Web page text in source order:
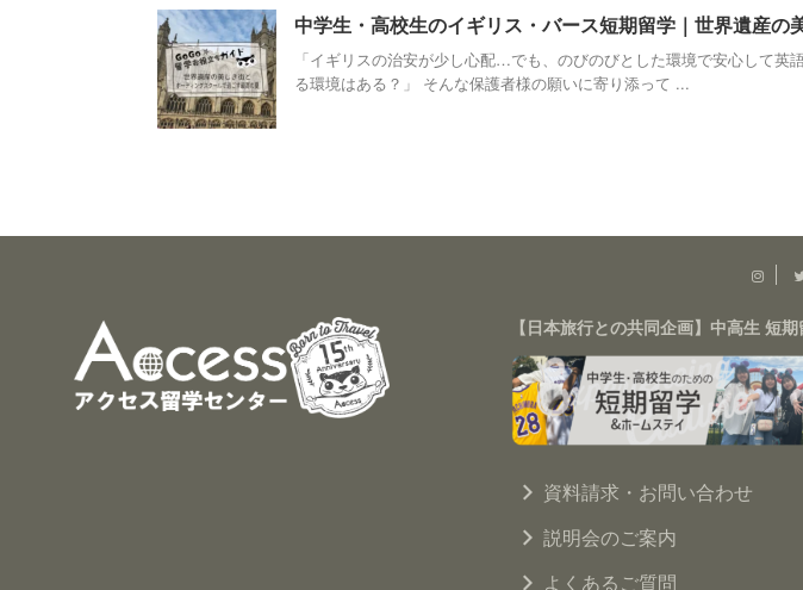
中学生・高校生のイギリス・バース短期留学｜世界遺産
「イギリスの治安が少し心配…でも、のびのびとした環境で安心して
る環境はある？」 そんな保護者様の願いに寄り添って ...
【日本旅行との共同企画】中高生 短
資料請求・お問い合わせ
説明会のご案内
よくあるご質問